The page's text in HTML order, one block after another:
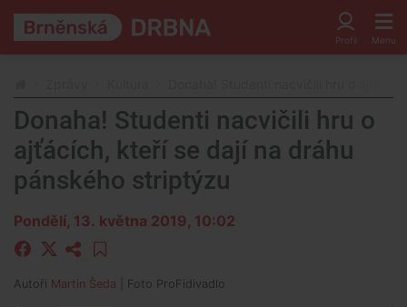
Donaha! Studenti nacvičili hru o
ajťácích, kteří se dají na dráhu
pánského striptýzu
Pondělí, 13. května 2019, 10:02
Autoři Martin Šeda | Foto ProFidivadlo